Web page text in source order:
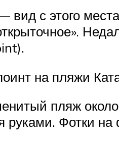
с этого
на пляжи
пляж около
руками. Фотки